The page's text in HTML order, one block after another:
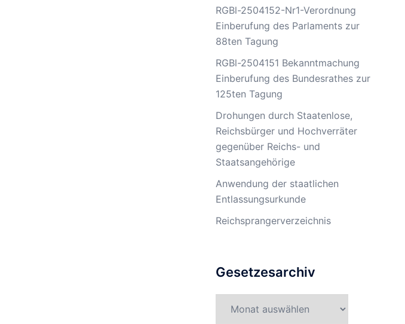
RGBl-2504152-Nr1-Verordnung
Einberufung des Parlaments zur
88ten Tagung
RGBl-2504151 Bekanntmachung
Einberufung des Bundesrathes zur
125ten Tagung
Drohungen durch Staatenlose,
Reichsbürger und Hochverräter
gegenüber Reichs- und
Staatsangehörige
Anwendung der staatlichen
Entlassungsurkunde
Reichsprangerverzeichnis
Gesetzesarchiv